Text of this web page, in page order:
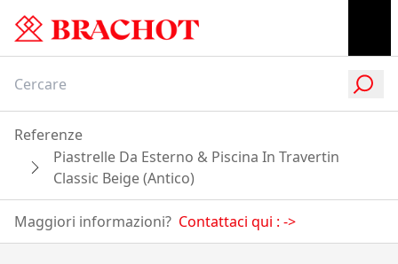
Referenze
Piastrelle Da Esterno & Piscina In Travertin
Classic Beige (Antico)
Maggiori informazioni? Contattaci qui : ->